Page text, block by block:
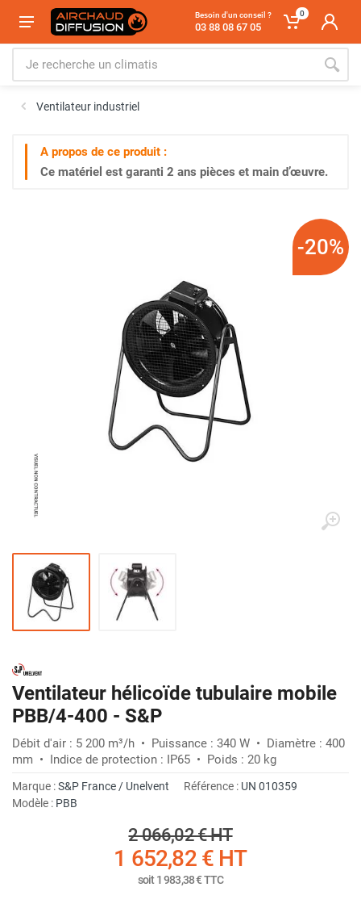
Besoin d'un conseil ?
03 88 08 67 05
0
Ventilateur industriel
A propos de ce produit :
Ce matériel est garanti 2 ans pièces et main d’œuvre.
-20%
Ventilateur hélicoïde tubulaire mobile
PBB/4-400 - S&P
Débit d'air : 5 200 m³/h • Puissance : 340 W • Diamètre : 400
mm • Indice de protection : IP65 • Poids : 20 kg
Marque :S&P France / Unelvent Référence : UN 010359
Modèle : PBB
2 066,02 €HT
1 652,82 € HT
soit1 983,38 €TTC